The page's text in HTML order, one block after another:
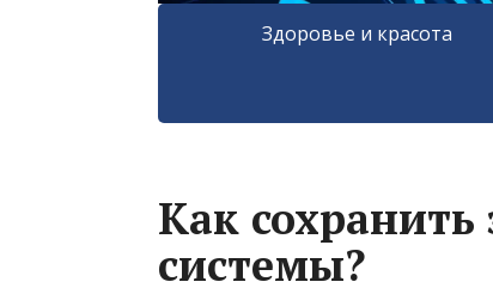
Здоровье и красота
Как сохранить
системы?